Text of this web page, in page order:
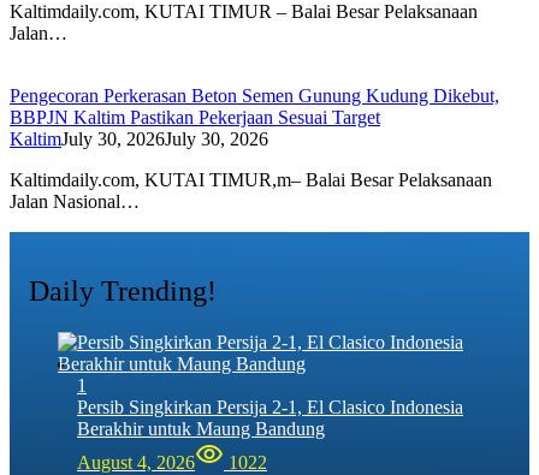
Kaltimdaily.com, KUTAI TIMUR – Balai Besar Pelaksanaan
Jalan…
Pengecoran Perkerasan Beton Semen Gunung Kudung Dikebut,
BBPJN Kaltim Pastikan Pekerjaan Sesuai Target
KaltimJuly 30, 2026July 30, 2026
Kaltimdaily.com, KUTAI TIMUR,m– Balai Besar Pelaksanaan
Jalan Nasional…
Daily Trending!
1
Persib Singkirkan Persija 2-1, El Clasico Indonesia
Berakhir untuk Maung Bandung
August 4, 2026
1022